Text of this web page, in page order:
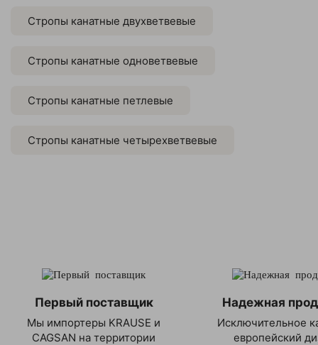
Стропы канатные двухветвевые
Стропы канатные одноветвевые
Стропы канатные петлевые
Стропы канатные четырехветвевые
Первый поставщик
Мы импортеры KRAUSE и
CAGSAN на территории
Надежная
Исключительное
европейский